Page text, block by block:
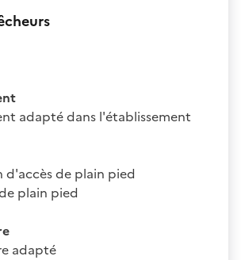
adapté dans l'établissement
d'accès de plain pied
plain pied
adapté